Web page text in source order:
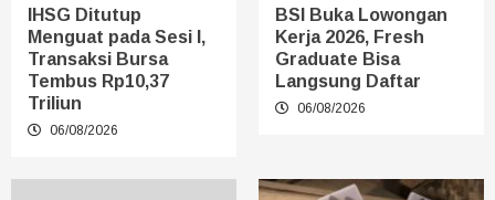
IHSG Ditutup
Menguat pada Sesi I,
Transaksi Bursa
Tembus Rp10,37
Triliun
06/08/2026
BSI Buka Lowongan
Kerja 2026, Fresh
Graduate Bisa
Langsung Daftar
06/08/2026